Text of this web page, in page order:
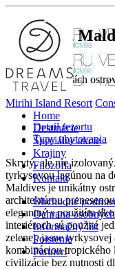
Home
Destinácie
Špeciálne akcie
Krajiny
Filozofia
Kontakt
Obchodné
Ochrana
Informačný list
Poistenie
Partneri
Velassaru
Jeden z najkrajších
Mirihi Island Resort
Detail rezortu
Typy ubytovania
Skrytý, ale nie
tyrkysovou lagúnou na
Maldives je unikátny
architektúrou
elegantný s použitím
interiéroch sú použité
zelenej, jasne
kombináciou tropického
civilizácie bez nutnosti